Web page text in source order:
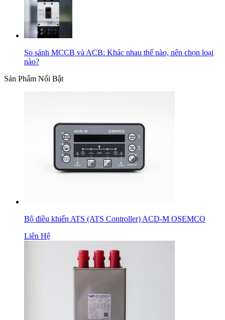
So sánh MCCB và ACB: Khác nhau thế nào, nên chọn loại
nào?
Sản Phẩm Nổi Bật
Bộ điều khiển ATS (ATS Controller) ACD-M OSEMCO
Liên Hệ